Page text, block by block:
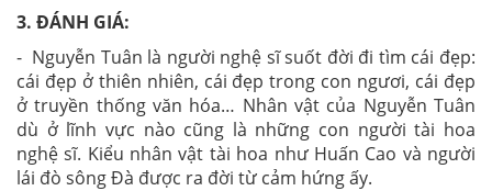
3. ĐÁNH GIÁ:
- Nguyễn Tuân là người nghệ sĩ suốt đời đi tìm cái đẹp:
cái đẹp ở thiên nhiên, cái đẹp trong con ngươi, cái đẹp
ở truyền thống văn hóa… Nhân vật của Nguyễn Tuân
dù ở lĩnh vực nào cũng là những con người tài hoa
nghệ sĩ. Kiểu nhân vật tài hoa như Huấn Cao và người
lái đò sông Đà được ra đời từ cảm hứng ấy.